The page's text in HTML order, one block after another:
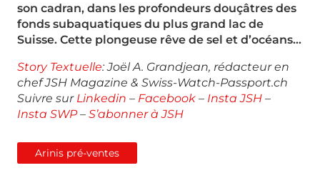
son cadran, dans les profondeurs douçâtres des
fonds subaquatiques du plus grand lac de
Suisse. Cette plongeuse rêve de sel et d’océans…
Story Textuelle: Joël A. Grandjean, rédacteur en
chef JSH Magazine & Swiss-Watch-Passport.ch
Suivre sur Linkedin – Facebook – Insta JSH –
Insta SWP– S’abonner à JSH
Arinis pré-ventes